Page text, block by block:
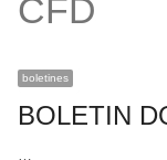
CFD
boletines
BOLETIN